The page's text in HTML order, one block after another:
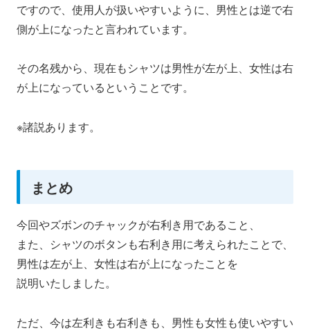
ですので、使用人が扱いやすいように、男性とは逆で右
側が上になったと言われています。
その名残から、現在もシャツは男性が左が上、女性は右
が上になっているということです。
※諸説あります。
まとめ
今回やズボンのチャックが右利き用であること、
また、シャツのボタンも右利き用に考えられたことで、
男性は左が上、女性は右が上になったことを
説明いたしました。
ただ、今は左利きも右利きも、男性も女性も使いやすい